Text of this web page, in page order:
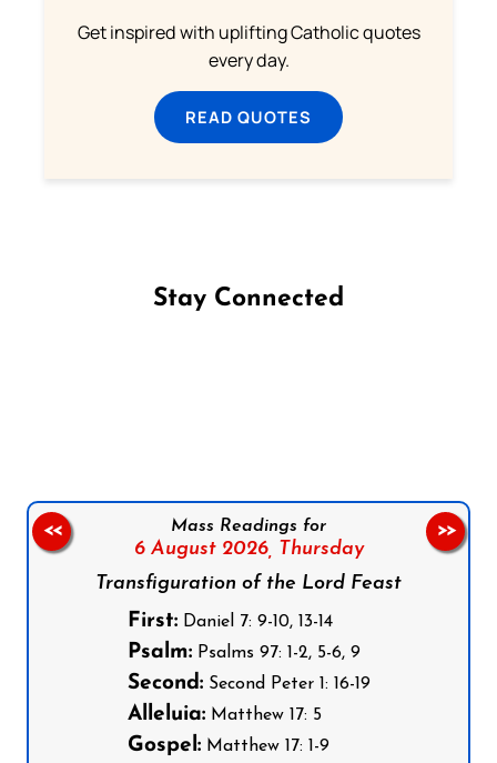
Get inspired with uplifting Catholic quotes
every day.
READ QUOTES
Stay Connected
Mass Readings for
6 August 2026, Thursday
Transfiguration of the Lord Feast
First:Daniel 7: 9-10, 13-14
Psalm:Psalms 97: 1-2, 5-6, 9
Second:Second Peter 1: 16-19
Alleluia:Matthew 17: 5
Gospel:Matthew 17: 1-9
<< >>